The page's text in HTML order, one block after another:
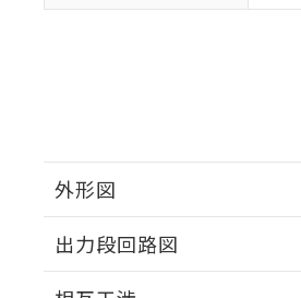
外形図
出力段回路図